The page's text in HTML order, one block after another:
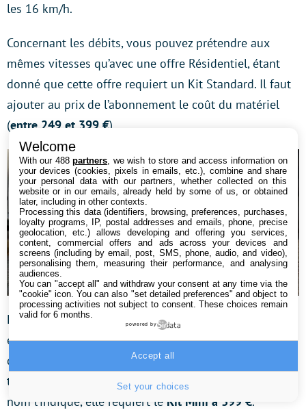
les 16 km/h.
Concernant les débits, vous pouvez prétendre aux
mêmes vitesses qu’avec une offre Résidentiel, étant
donné que cette offre requiert un Kit Standard. Il faut
ajouter au prix de l’abonnement le coût du matériel
(entre 249 et 399 €).
La deuxième offre Mini Itinérance
en data. Elle vous fait effectivement profiter de50 Go
de données mobiles par mois. Sinon, vous profitez de
tous les avantages précédemment cités. Comme son
nom l’indique, elle requiert le Kit Mini à 399 €.
Welcome
With our 488partners , we wish to store and access information on
your devices (cookies, pixels in emails, etc.), combine and share
your personal data with our partners, whether collected on this
website or in our emails, already held by some of us, or obtained
later, including in other contexts.
Processing this data (identifiers, browsing, preferences, purchases,
loyalty programs, IP, postal addresses and emails, phone, precise
geolocation, etc.) allows developing and offering you services,
content, commercial offers and ads across your devices and
screens (including by email, post, SMS, phone, audio, and video),
personalising them, measuring their performance, and analysing
audiences.
You can "accept all" and withdraw your consent at any time via the
"cookie" icon. You can also "set detailed preferences" and object to
processing activities not subject to consent. These choices remain
valid for 6 months.
powered by
Set your choices
Accept all